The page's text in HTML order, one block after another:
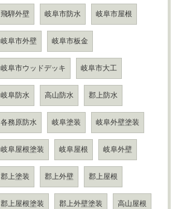
飛騨外壁 岐阜市防水 岐阜市屋根
岐阜市外壁 岐阜市板金
岐阜市ウッドデッキ 岐阜市大工
岐阜防水 高山防水 郡上防水
各務原防水 岐阜塗装 岐阜外壁塗装
岐阜屋根塗装 岐阜屋根 岐阜外壁
郡上塗装 郡上外壁 郡上屋根
郡上屋根塗装 郡上外壁塗装 高山屋根